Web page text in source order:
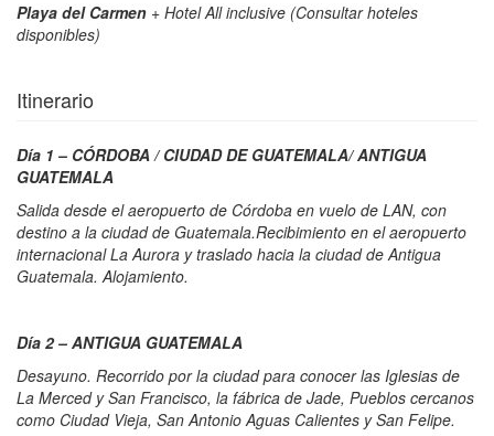
Playa del Carmen + Hotel All inclusive (Consultar hoteles
disponibles)
Itinerario
Día 1 – CÓRDOBA / CIUDAD DE GUATEMALA/ ANTIGUA
GUATEMALA
Salida desde el aeropuerto de Córdoba en vuelo de LAN, con
destino a la ciudad de Guatemala.Recibimiento en el aeropuerto
internacional La Aurora y traslado hacia la ciudad de Antigua
Guatemala. Alojamiento.
Día 2 – ANTIGUA GUATEMALA
Desayuno. Recorrido por la ciudad para conocer las Iglesias de
La Merced y San Francisco, la fábrica de Jade, Pueblos cercanos
como Ciudad Vieja, San Antonio Aguas Calientes y San Felipe.